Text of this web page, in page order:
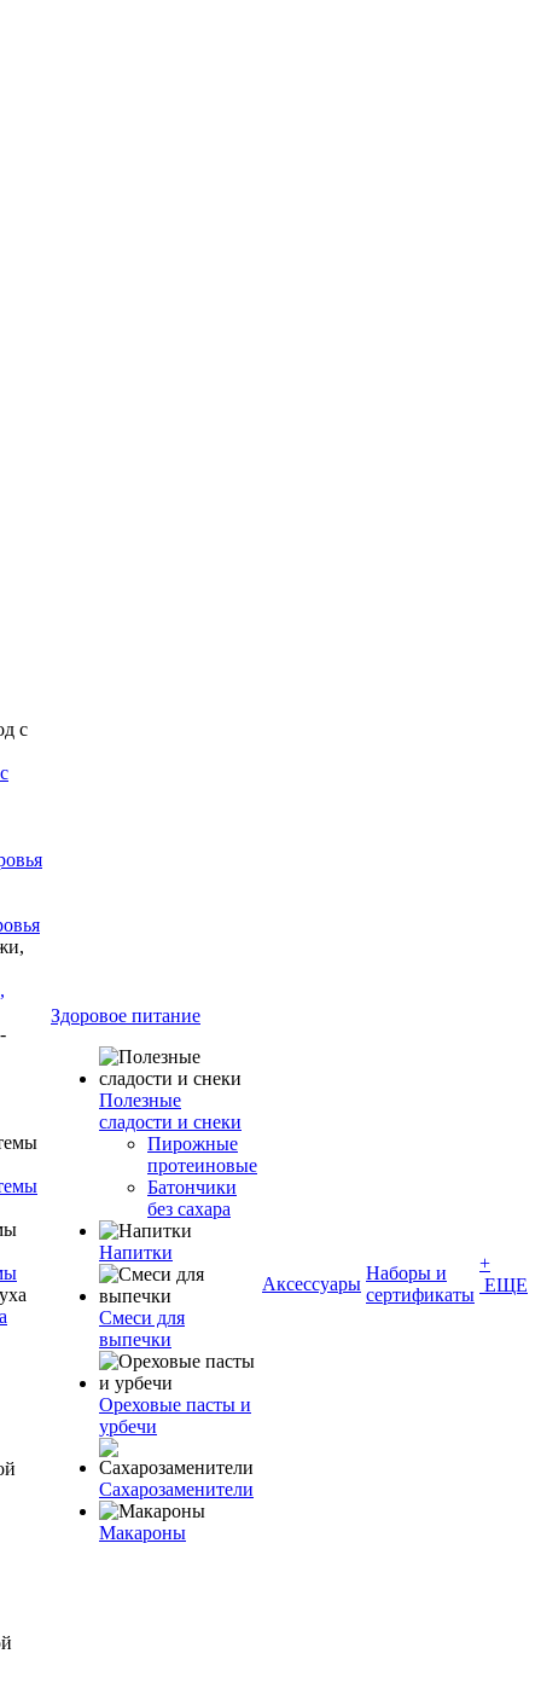
Здоровое питание
Полезные
сладости и снеки
Пирожные
протеиновые
Батончики
без сахара
Напитки
Смеси для
выпечки
Ореховые пасты и
урбечи
Сахарозаменители
Макароны
Аксессуары
Наборы и
сертификаты
+
ЕЩЕ